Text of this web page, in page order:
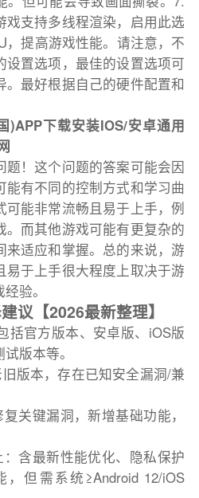
戏支持多线程渲染，启用此选
，提高游戏性能。请注意，不
设置选项，最佳的设置选项可
最好根据自己的硬件配置和
)APP下载安装IOS/安卓通用
题！这个问题的答案可能会因
有不同的控制方式和学习曲
能非常流畅且易于上手，例
而其他游戏可能有更复杂的
适应和掌握。总的来说，游
于上手很大程度上取决于游
验。
议【2026最新整理】
括官方版本、安卓版、iOS版
版本等。
版本，存在已知安全漏洞/兼
关键漏洞，新增基础功能，
含最新性能优化、隐私保护
但需系统≥Android 12/iOS